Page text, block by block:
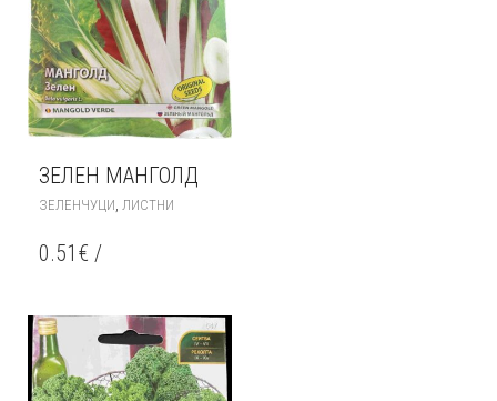
ЗЕЛЕН МАНГОЛД
ЗЕЛЕНЧУЦИ ЛИСТНИ
0.51 € /